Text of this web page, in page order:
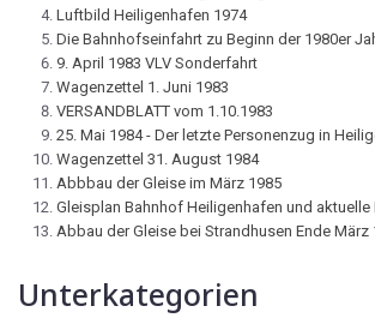
Luftbild Heiligenhafen 1974
Die Bahnhofseinfahrt zu Beginn der 1980er
9. April 1983 VLV Sonderfahrt
Wagenzettel 1. Juni 1983
VERSANDBLATT vom 1.10.1983
25. Mai 1984 - Der letzte Personenzug in
Wagenzettel 31. August 1984
Abbbau der Gleise im März 1985
Gleisplan Bahnhof Heiligenhafen und aktuelle
Abbau der Gleise bei Strandhusen Ende März
Unterkategorien